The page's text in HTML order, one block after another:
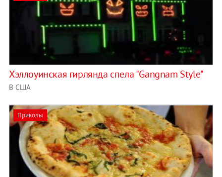
Хэллоуинская гирлянда спела "Gangnam Style"
В США
Приколы